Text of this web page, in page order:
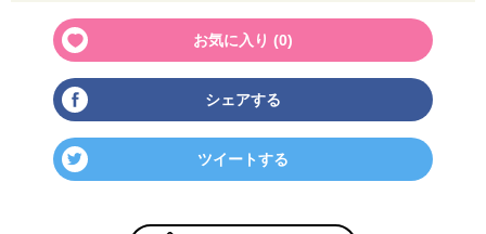
お気に入り (0)
シェアする
ツイートする